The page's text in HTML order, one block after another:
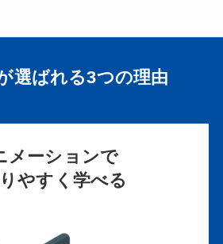
選ばれる3つの理由
メーションで
やすく学べる